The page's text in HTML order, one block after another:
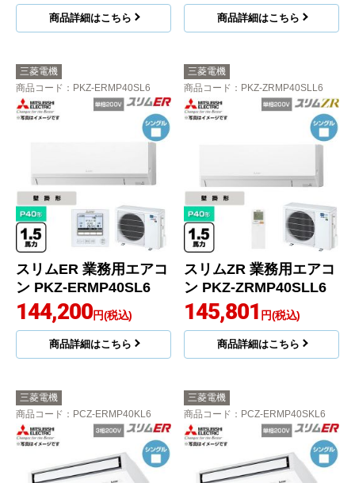
商品詳細はこちら 商品詳細はこちら
三菱電機
商品コード ：PKZ-ERMP40SL6
スリムER 業務用エアコ
ン PKZ-ERMP40SL6
144,200円(税込)
商品詳細はこちら
三菱電機
商品コード ：PKZ-ZRMP40SLL6
スリムZR 業務用エアコ
ン PKZ-ZRMP40SLL6
145,801 円(税込)
商品詳細はこちら
三菱電機
商品コード ：PCZ-ERMP40KL6
三菱電機
商品コード ：PCZ-ERMP40SKL6